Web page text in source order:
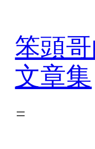
content
笨頭
文章集